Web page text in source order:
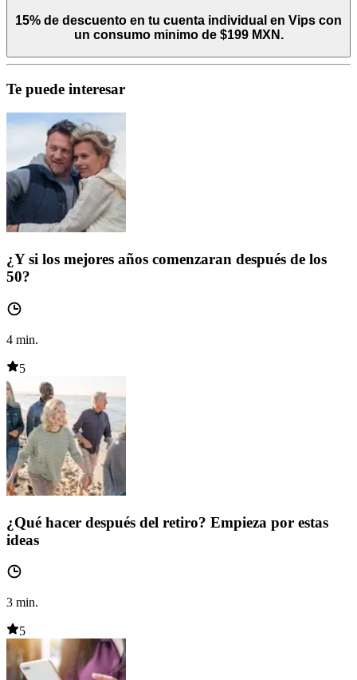
15% de descuento en tu cuenta individual en Vips con
un consumo minimo de $199 MXN.
Te puede interesar
¿Y si los mejores años comenzaran después de los
50?
4 min.
5
¿Qué hacer después del retiro? Empieza por estas
ideas
3 min.
5